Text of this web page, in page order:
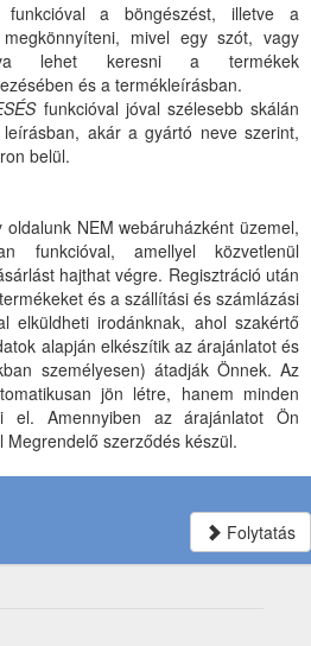
a böngészést, illetve a
mivel egy szót, vagy
lehet keresni a termékek
és a termékleírásban.
funkcióval jóval szélesebb skálán
akár a gyártó neve szerint,
belül.
NEM webáruházként üzemel,
funkcióval, amellyel közvetlenül
hajthat végre. Regisztráció után
és a szállítási és számlázási
elküldheti irodánknak, ahol szakértő
alapján elkészítik az árajánlatot és
személyesen) átadják Önnek. Az
jön létre, hanem minden
el. Amennyiben az árajánlatot Ön
szerződés készül.
Folytatás